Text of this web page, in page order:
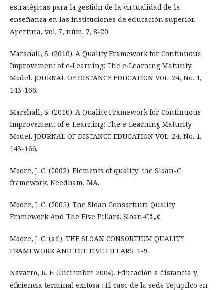
estratégicas para la gestión de la virtualidad de la
enseñanza en las instituciones de educación superior.
Apertura, vol. 7, núm. 7, 8-20.
Marshall, S. (2010). A Quality Framework for Continuous
Improvement of e-Learning: The e-Learning Maturity
Model. JOURNAL OF DISTANCE EDUCATION VOL. 24, No. 1,
143-166.
Marshall, S. (2010). A Quality Framework for Continuous
Improvement of e-Learning: The e-Learning Maturity
Model. JOURNAL OF DISTANCE EDUCATION VOL. 24, No. 1,
143-166.
Moore, J. C. (2002). Elements of quality: the Sloan-C
framework. Needham, MA.
Moore, J. C. (2005). The Sloan Consortium Quality
Framework And The Five Pillars. Sloan-Câ„¢.
Moore, J. C. (s.f.). THE SLOAN CONSORTIUM QUALITY
FRAMEWORK AND THE FIVE PILLARS. 1-9.
Navarro, R. E. (Diciembre 2004). Educación a distancia y
eficiencia terminal exitosa : El caso de la sede Tejupilco en